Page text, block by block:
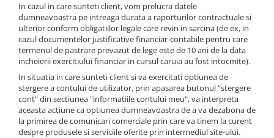
In cazul in care sunteti client, vom prelucra datele
dumneavoastra pe intreaga durata a raporturilor contractuale si
ulterior conform obligatiilor legale care revin in sarcina (de ex, in
cazul documentelor justificative financiar-contabile pentru care
termenul de pastrare prevazut de lege este de 10 ani de la data
incheierii exercitiului financiar in cursul caruia au fost intocmite).
In situatia in care sunteti client si va exercitati optiunea de
stergere a contului de utilizator, prin apasarea butonul "stergere
cont" din sectiunea "informatiile contului meu", va interpreta
aceasta actiune ca optiunea dumneavoastra de a va dezabona de
la primirea de comunicari comerciale prin care va tinem la curent
despre produsele si serviciile oferite prin intermediul site-ului.